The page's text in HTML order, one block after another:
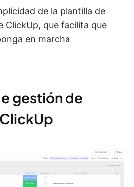
de la plantilla de
ClickUp, que facilita que
en marcha
gestión de